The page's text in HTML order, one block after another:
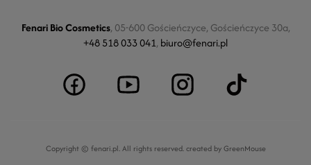
Fenari Bio Cosmetics, 05-600 Gościeńczyce, Gościeńczyce 30a,
+48 518 033 041, biuro@fenari.pl
Copyright © fenari.pl. All rights reserved.created by GreenMouse